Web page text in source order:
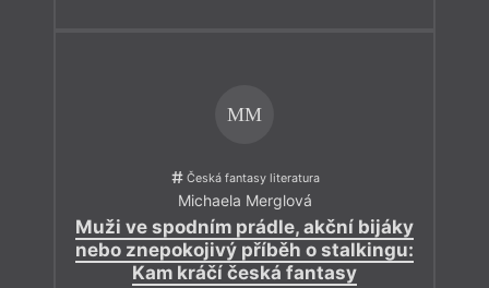
MM
Česká fantasy literatura
Michaela Merglová
Muži ve spodním prádle, akční bijáky
nebo znepokojivý příběh o stalkingu:
Kam kráčí česká fantasy